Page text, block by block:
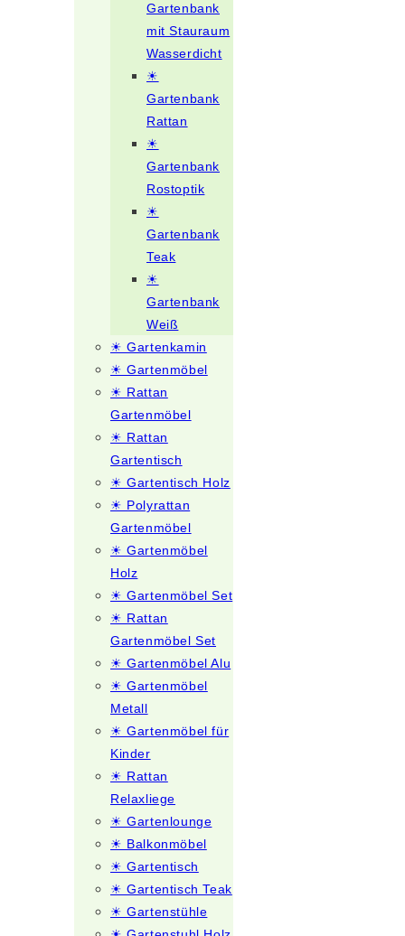
Gartenbank
mit Stauraum
Wasserdicht
☀
Gartenbank
Rattan
☀
Gartenbank
Rostoptik
☀
Gartenbank
Teak
☀
Gartenbank
Weiß
☀ Gartenkamin
☀ Gartenmöbel
☀ Rattan
Gartenmöbel
☀ Rattan
Gartentisch
☀ Gartentisch Holz
☀ Polyrattan
Gartenmöbel
☀ Gartenmöbel
Holz
☀ Gartenmöbel Set
☀ Rattan
Gartenmöbel Set
☀ Gartenmöbel Alu
☀ Gartenmöbel
Metall
☀ Gartenmöbel für
Kinder
☀ Rattan
Relaxliege
☀ Gartenlounge
☀ Balkonmöbel
☀ Gartentisch
☀ Gartentisch Teak
☀ Gartenstühle